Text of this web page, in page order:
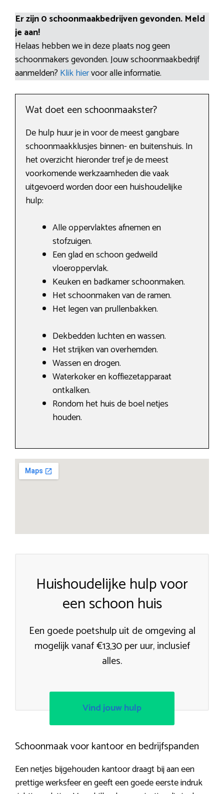
Er zijn 0 schoonmaakbedrijven gevonden. Meld
je aan!
Helaas hebben we in deze plaats nog geen
schoonmakers gevonden. Jouw schoonmaakbedrijf
aanmelden? Klik hiervoor alle informatie.
Wat doet een schoonmaakster?
De hulp huur je in voor de meest gangbare
schoonmaakklusjes binnen- en buitenshuis. In
het overzicht hieronder tref je de meest
voorkomende werkzaamheden die vaak
uitgevoerd worden door een huishoudelijke
hulp:
Alle oppervlaktes afnemen en
stofzuigen.
Een glad en schoon gedweild
vloeroppervlak.
Keuken en badkamer schoonmaken.
Het schoonmaken van de ramen.
Het legen van prullenbakken.
Dekbedden luchten en wassen.
Het strijken van overhemden.
Wassen en drogen.
Waterkoker en koffiezetapparaat
ontkalken.
Rondom het huis de boel netjes
houden.
Huishoudelijke hulp voor
een schoon huis
Een goede poetshulp uit de omgeving al
mogelijk vanaf €13,30 per uur, inclusief
alles.
Vind jouw hulp
Schoonmaak voor kantoor en bedrijfspanden
Een netjes bijgehouden kantoor draagt bij aan een
prettige werksfeer en geeft een goede eerste indruk